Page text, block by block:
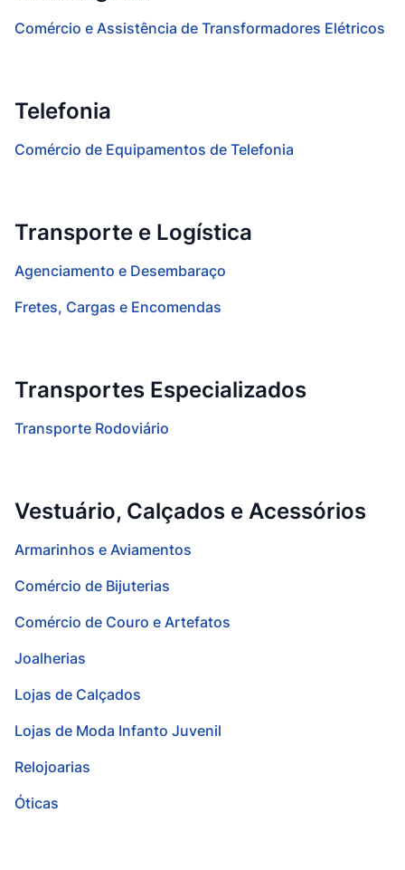
Comércio e Assistência de Transformadores Elétricos
Telefonia
Comércio de Equipamentos de Telefonia
Transporte e Logística
Agenciamento e Desembaraço
Fretes, Cargas e Encomendas
Transportes Especializados
Transporte Rodoviário
Vestuário, Calçados e Acessórios
Armarinhos e Aviamentos
Comércio de Bijuterias
Comércio de Couro e Artefatos
Joalherias
Lojas de Calçados
Lojas de Moda Infanto Juvenil
Relojoarias
Óticas